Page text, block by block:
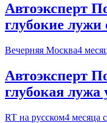
Автоэксперт
глубокие
Вечерняя Москва4
Автоэксперт
глубокая
RT на русском4 месяца